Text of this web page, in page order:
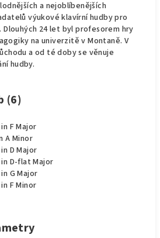
a nejoblíbenějších
výukové klavírní hudby pro
24 let byl profesorem hry
na univerzitě v Montaně. V
a od té doby se věnuje
hudby.
(6)
F Major
A Minor
D Major
D-flat Major
G Major
F Minor